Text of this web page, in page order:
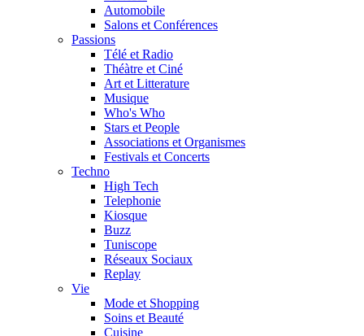
Automobile
Salons et Conférences
Passions
Télé et Radio
Théàtre et Ciné
Art et Litterature
Musique
Who's Who
Stars et People
Associations et Organismes
Festivals et Concerts
Techno
High Tech
Telephonie
Kiosque
Buzz
Tuniscope
Réseaux Sociaux
Replay
Vie
Mode et Shopping
Soins et Beauté
Cuisine